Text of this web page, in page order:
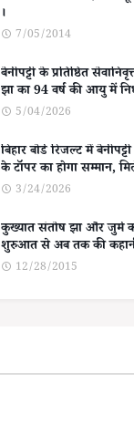
।
7/05/2014
बेनीपट्टी के प्रतिष्ठित
झा का 94 वर्ष की आयु में
5/04/2026
बिहार बोर्ड रिजल्ट में
के टॉपर का होगा सम्मान,
3/24/2026
कुख्यात संतोष झा और जुर्म
शुरुआत से अब तक की
12/28/2015